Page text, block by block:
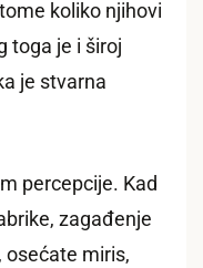
koliko njihovi
toga je i široj
je stvarna
percepcije. Kad
zagađenje
osećate miris,